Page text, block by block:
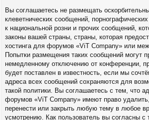
Вы соглашаетесь не размещать
клеветнических сообщений,
к национальной розни и прочих сообщений,
законы вашей страны, страны, которая
хостинга для форумов «ViT Company» или
Попытки размещения таких сообщений могут
немедленному отключению от конференции,
будет поставлен в известность, если мы
адреса всех сообщений сохраняются для
такой политики. Вы соглашаетесь с тем, что
форумов «ViT Company» имеют право удалить,
перенести или закрыть любую тему в любое
усмотрению. Как пользователь вы согласны с